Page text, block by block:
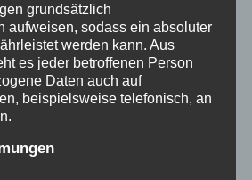
haben wir den
und Erforschung
gelegt. Es
eine von uns selbst
deren erstes Ziel es
grundsätzlich
aufweisen, sodass ein absoluter
werden kann. Aus
es jeder betroffenen Person
Daten auch auf
beispielsweise telefonisch, an